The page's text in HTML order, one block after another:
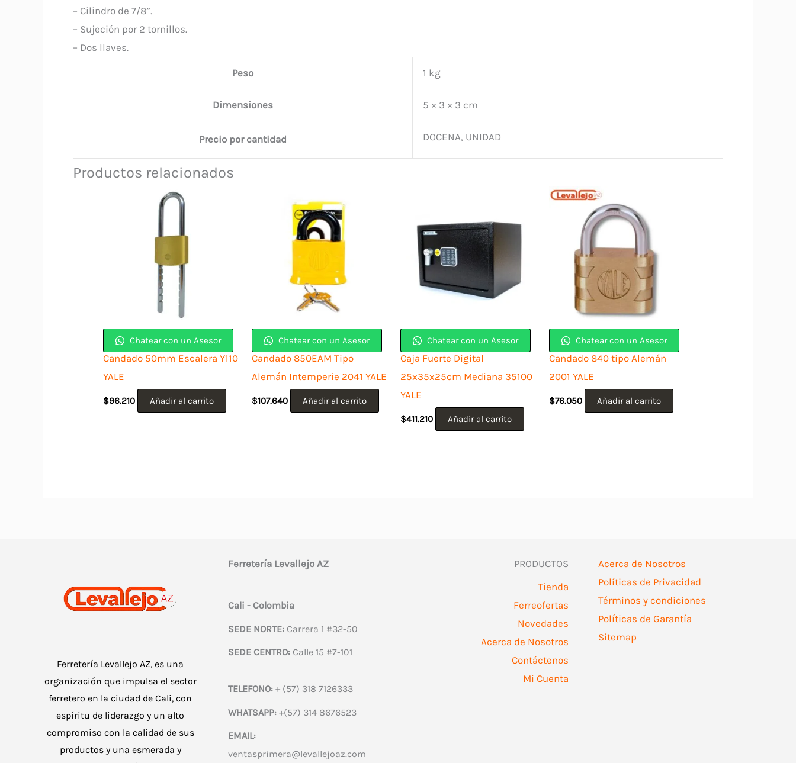
– Cilindro de 7/8”.
– Sujeción por 2 tornillos.
– Dos llaves.
Peso 1 kg
Dimensiones 5 × 3 × 3 cm
Precio por cantidad DOCENA, UNIDAD
Productos relacionados
Chatear con un Asesor
Candado 50mm Escalera Y110
YALE
$96.210 Añadir al carrito
Chatear con un Asesor
Candado 850EAM Tipo
Alemán Intemperie 2041 YALE
$107.640 Añadir al carrito
Chatear con un Asesor
Caja Fuerte Digital
25x35x25cm Mediana 35100
YALE
$411.210 Añadir al carrito
Chatear con un Asesor
Candado 840 tipo Alemán
2001 YALE
$76.050 Añadir al carrito
Ferretería Levallejo AZ, es una
organización que impulsa el sector
ferretero en la ciudad de Cali, con
espíritu de liderazgo y un alto
compromiso con la calidad de sus
productos y una esmerada y
Ferretería Levallejo AZ
Cali - Colombia
SEDE NORTE:Carrera 1 #32-50
SEDE CENTRO:Calle 15 #7-101
TELEFONO:+ (57) 318 7126333
WHATSAPP:+(57) 314 8676523
EMAIL:
ventasprimera@levallejoaz.com
PRODUCTOS
Tienda
Ferreofertas
Novedades
Acerca de Nosotros
Contáctenos
Mi Cuenta
Acerca de Nosotros
Políticas de Privacidad
Términos y condiciones
Políticas de Garantía
Sitemap